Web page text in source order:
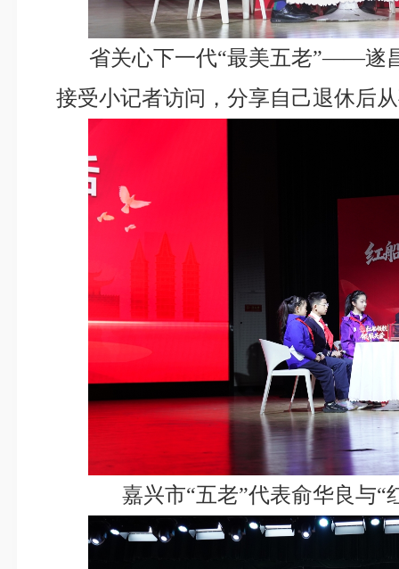
省关心下一代“最美五老”——遂
接受小记者访问，分享自己退休后
嘉兴市“五老”代表俞华良与“